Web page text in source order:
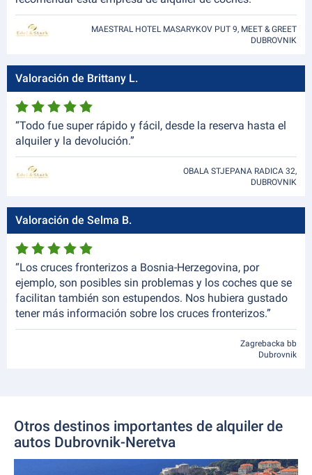
MAESTRAL HOTEL MASARYKOV PUT 9, MEET & GREET
DUBROVNIK
Valoración de Brittany L.
“Todo fue super rápido y fácil, desde la reserva hasta el
alquiler y la devolución.”
OBALA STJEPANA RADICA 32,
DUBROVNIK
Valoración de Selma B.
“Los cruces fronterizos a Bosnia-Herzegovina, por
ejemplo, son posibles sin problemas y los coches que se
facilitan también son estupendos. Nos hubiera gustado
tener más información sobre los cruces fronterizos.”
Zagrebacka bb
Dubrovnik
Otros destinos importantes de alquiler de
autos Dubrovnik-Neretva